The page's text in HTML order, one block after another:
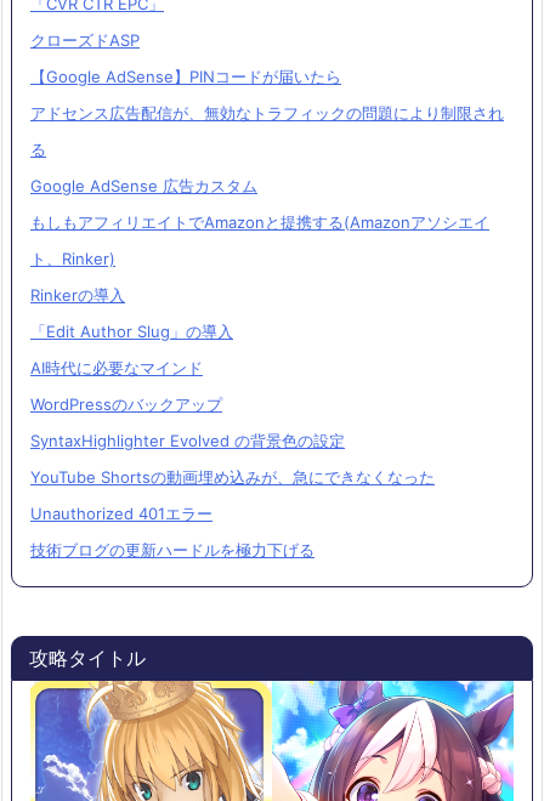
「CVR CTR EPC」
クローズドASP
【Google AdSense】PINコードが届いたら
アドセンス広告配信が、無効なトラフィックの問題により制限され
る
Google AdSense 広告カスタム
もしもアフィリエイトでAmazonと提携する(Amazonアソシエイ
ト、Rinker)
Rinkerの導入
「Edit Author Slug」の導入
AI時代に必要なマインド
WordPressのバックアップ
SyntaxHighlighter Evolved の背景色の設定
YouTube Shortsの動画埋め込みが、急にできなくなった
Unauthorized 401エラー
技術ブログの更新ハードルを極力下げる
攻略タイトル